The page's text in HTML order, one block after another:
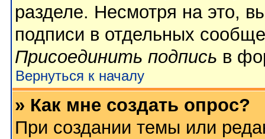
разделе. Несмотря на это,
подписи в отдельных
Присоединить подпись в
Вернуться к началу
» Как мне создать опрос?
При создании темы или